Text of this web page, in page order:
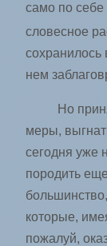
само по себе
словесное
сохранилось
нем
Но
меры,
сегодня уже
породить
которые,
пожалуй,